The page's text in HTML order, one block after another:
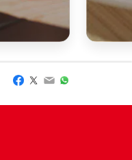
Facebook
Twitter
EmailWhatsApp